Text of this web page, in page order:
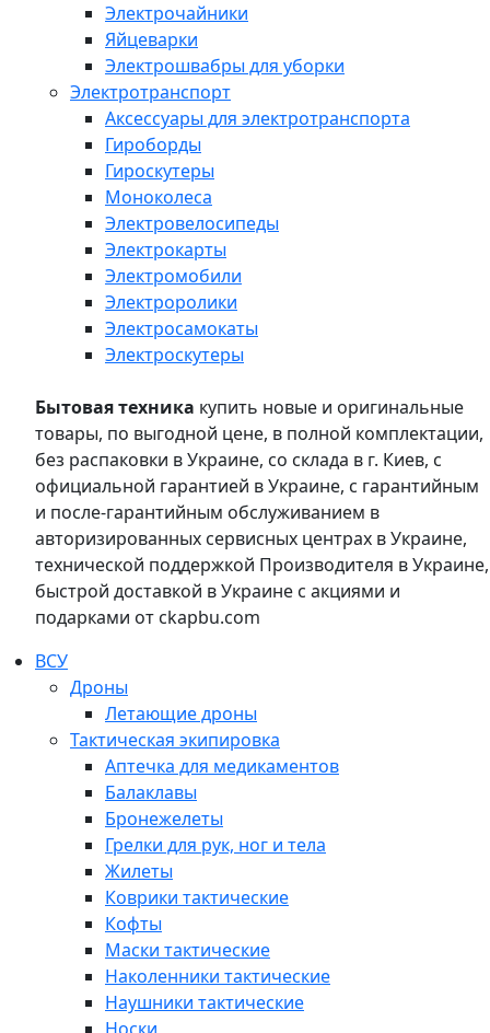
Электрочайники
Яйцеварки
Электрошвабры для уборки
Электротранспорт
Аксессуары для электротранспорта
Гироборды
Гироскутеры
Моноколеса
Электровелосипеды
Электрокарты
Электромобили
Электроролики
Электросамокаты
Электроскутеры
Бытовая техника купить новые и оригинальные
товары, по выгодной цене, в полной комплектации,
без распаковки в Украине, со склада в г. Киев, с
официальной гарантией в Украине, с гарантийным
и после-гарантийным обслуживанием в
авторизированных сервисных центрах в Украине,
технической поддержкой Производителя в Украине,
быстрой доставкой в Украине с акциями и
подарками от ckapbu.com
ВСУ
Дроны
Летающие дроны
Тактическая экипировка
Аптечка для медикаментов
Балаклавы
Бронежелеты
Грелки для рук, ног и тела
Жилеты
Коврики тактические
Кофты
Маски тактические
Наколенники тактические
Наушники тактические